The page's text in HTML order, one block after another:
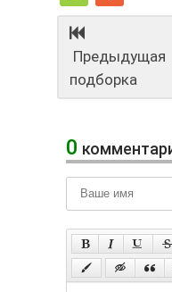
Предыдущая
подборка
0